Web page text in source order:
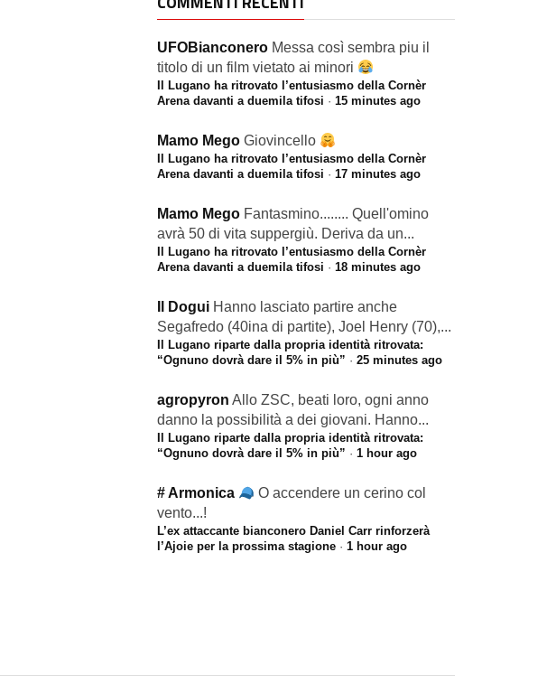
UFOBianconero Messa così sembra piu il
titolo di un film vietato ai minori
Il Lugano ha ritrovato l’entusiasmo della Cornèr
Arena davanti a duemila tifosi · 15 minutes ago
Mamo Mego Giovincello
Il Lugano ha ritrovato l’entusiasmo della Cornèr
Arena davanti a duemila tifosi · 17 minutes ago
Mamo Mego Fantasmino........ Quell'omino
avrà 50 di vita suppergiù. Deriva da un...
Il Lugano ha ritrovato l’entusiasmo della Cornèr
Arena davanti a duemila tifosi · 18 minutes ago
Il Dogui Hanno lasciato partire anche
Segafredo (40ina di partite), Joel Henry (70),...
Il Lugano riparte dalla propria identità ritrovata:
“Ognuno dovrà dare il 5% in più” · 25 minutes ago
agropyron Allo ZSC, beati loro, ogni anno
danno la possibilità a dei giovani. Hanno...
Il Lugano riparte dalla propria identità ritrovata:
“Ognuno dovrà dare il 5% in più” · 1 hour ago
# Armonica
O accendere un cerino col
vento...!
L’ex attaccante bianconero Daniel Carr rinforzerà
l’Ajoie per la prossima stagione · 1 hour ago